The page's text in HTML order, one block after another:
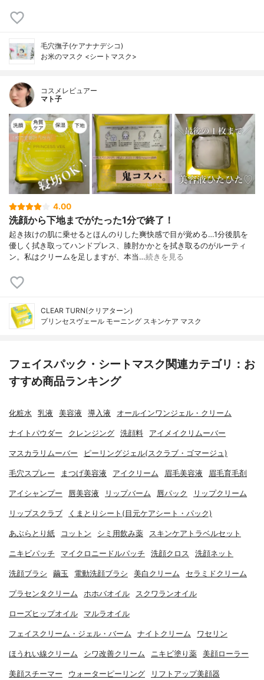
毛穴撫子(ケアナナデシコ)
お米のマスク <シートマスク>
コスメレビュアー
マト子
4.00
洗顔から下地までがたった1分で終了！
起き抜けの肌に乗せるとほんのりした爽快感で目が覚める…1分後肌を
優しく拭き取ってハンドプレス、膝肘かかとを拭き取るのがルーティ
ン。私はクリームを足しますが、本当…続きを見る
CLEAR TURN(クリアターン)
プリンセスヴェール モーニング スキンケア マスク
フェイスパック・シートマスク関連カテゴリ：お
すすめ商品ランキング
化粧水 乳液 美容液 導入液 オールインワンジェル・クリーム
ナイトパウダー クレンジング 洗顔料 アイメイクリムーバー
マスカラリムーバー ピーリングジェル(スクラブ・ゴマージュ)
毛穴スプレー まつげ美容液 アイクリーム 眉毛美容液 眉毛育毛剤
アイシャンプー 唇美容液 リップバーム 唇パック リップクリーム
リップスクラブ くまとりシート(目元ケアシート・パック)
あぶらとり紙 コットン シミ用飲み薬 スキンケアトラベルセット
ニキビパッチ マイクロニードルパッチ 洗顔クロス 洗顔ネット
洗顔ブラシ 繭玉 電動洗顔ブラシ 美白クリーム セラミドクリーム
プラセンタクリーム ホホバオイル スクワランオイル
ローズヒップオイル マルラオイル
フェイスクリーム・ジェル・バーム ナイトクリーム ワセリン
ほうれい線クリーム シワ改善クリーム ニキビ塗り薬 美顔ローラー
美顔スチーマー ウォーターピーリング リフトアップ美顔器